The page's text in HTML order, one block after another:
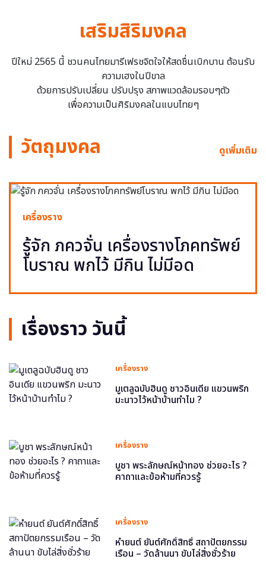
เสริมสิริมงคล
ปีใหม่ 2565 นี้ ชวนคนไทยมารีเฟรชจิตใจให้สดชื่นเบิกบาน ต้อนรับ
ความเฮงในปีขาล
ด้วยการปรับเปลี่ยน ปรับปรุง สภาพแวดล้อมรอบๆตัว
เพื่อความเป็นศิริมงคลในแบบไทยๆ
วัตถุมงคล ดูเพิ่มเติม
เครื่องราง
รู้จัก ภควจั่น เครื่องรางโภคทรัพย์
โบราณ พกไว้ มีกิน ไม่มีอด
เรื่องราว วันนี้
เครื่องราง
มูเตลูฉบับฮินดู ชาวอินเดีย แขวนพริก
มะนาวไว้หน้าบ้านทำไม ?
เครื่องราง
บูชา พระลักษณ์หน้าทอง ช่วยอะไร ?
คาถาและข้อห้ามที่ควรรู้
เครื่องราง
หำยนต์ ยันต์ศักดิ์สิทธิ์ สถาปัตยกรรม
เรือน – วัดล้านนา ขับไล่สิ่งชั่วร้าย